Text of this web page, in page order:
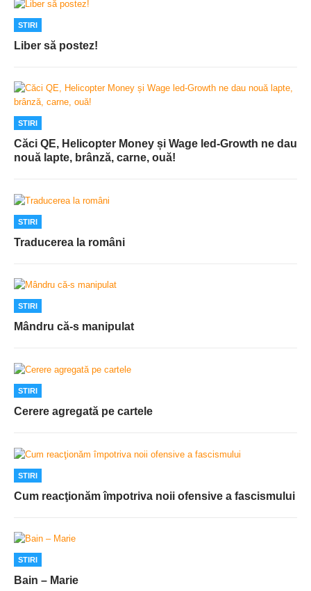
STIRI
Liber să postez!
STIRI
Căci QE, Helicopter Money și Wage led-Growth ne dau
nouă lapte, brânză, carne, ouă!
STIRI
Traducerea la români
STIRI
Mândru că-s manipulat
STIRI
Cerere agregată pe cartele
STIRI
Cum reacţionăm împotriva noii ofensive a fascismului
STIRI
Bain – Marie